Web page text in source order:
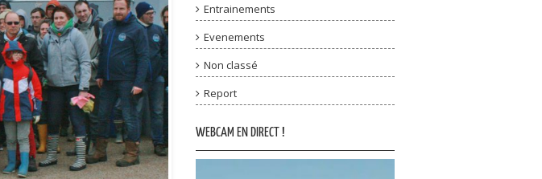
Entrainements
Evenements
Non classé
Report
WEBCAM EN DIRECT !